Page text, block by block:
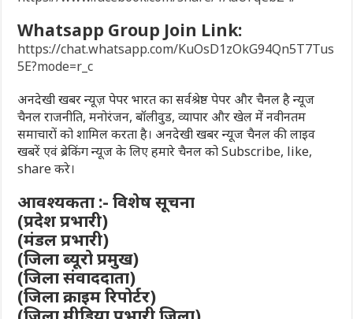
Whatsapp Group Join Link:
https://chat.whatsapp.com/KuOsD1zOkG94Qn5T7Tus
5E?mode=r_c
अनदेखी खबर न्यूज़ पेपर भारत का सर्वश्रेष्ठ पेपर और चैनल है न्यूज
चैनल राजनीति, मनोरंजन, बॉलीवुड, व्यापार और खेल में नवीनतम
समाचारों को शामिल करता है। अनदेखी खबर न्यूज चैनल की लाइव
खबरें एवं ब्रेकिंग न्यूज के लिए हमारे चैनल को Subscribe, like,
share करे।
आवश्यकता :- विशेष सूचना
(प्रदेश प्रभारी)
(मंडल प्रभारी)
(जिला ब्यूरो प्रमुख)
(जिला संवाददाता)
(जिला क्राइम रिपोर्टर)